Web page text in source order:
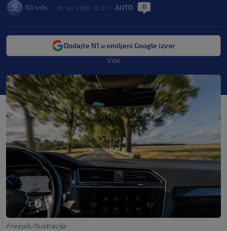
N1 Info 09. svi. 2026. 12:37 AUTO 0
Dodajte N1 u omiljeni Google izvor
Više
Freepik/Ilustracija